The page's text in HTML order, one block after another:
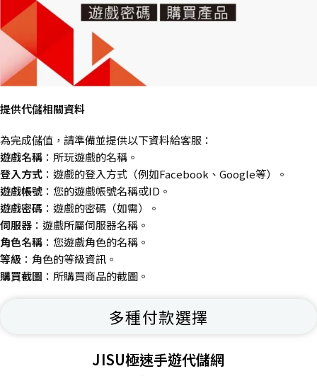
提供代儲相關資料
為完成儲值，請準備並提供以下資料給客服：
遊戲名稱 ：所玩遊戲的名稱。
登入方式 ：遊戲的登入方式（例如Facebook、Google等）。
遊戲帳號 ：您的遊戲帳號名稱或ID。
遊戲密碼 ：遊戲的密碼（如需）。
伺服器 ：遊戲所屬伺服器名稱。
角色名稱 ：您遊戲角色的名稱。
等級 ：角色的等級資訊。
購買截圖 ：所購買商品的截圖。
多種付款選擇
JISU極速手遊代儲網